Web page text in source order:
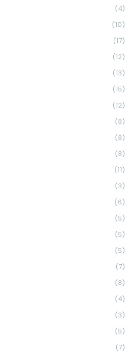
(4)
(10)
(17)
(12)
(13)
(15)
(12)
(8)
(8)
(8)
(11)
(3)
(6)
(5)
(5)
(5)
(7)
(8)
(4)
(3)
(5)
(7)